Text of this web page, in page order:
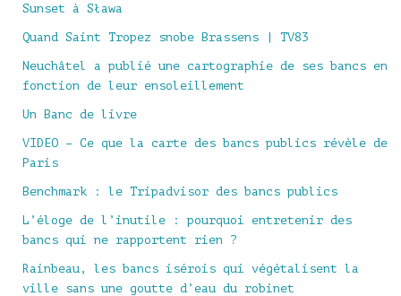
Sunset à Sława
Quand Saint Tropez snobe Brassens | TV83
Neuchâtel a publié une cartographie de ses bancs en
fonction de leur ensoleillement
Un Banc de livre
VIDEO – Ce que la carte des bancs publics révèle de
Paris
Benchmark : le Tripadvisor des bancs publics
L’éloge de l’inutile : pourquoi entretenir des
bancs qui ne rapportent rien ?
Rainbeau, les bancs isérois qui végétalisent la
ville sans une goutte d’eau du robinet